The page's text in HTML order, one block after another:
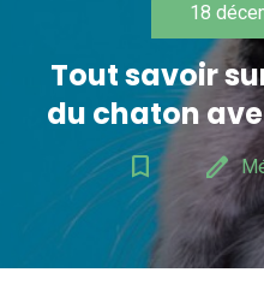
18
Tout savoir
du chaton
bookmark_border edit